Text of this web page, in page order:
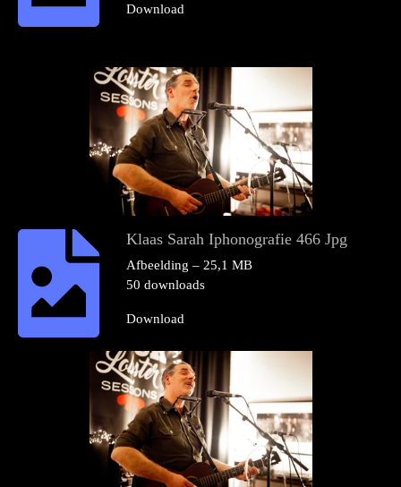
Download
Klaas Sarah Iphonografie 466 Jpg
Afbeelding – 25,1 MB
50 downloads
Download